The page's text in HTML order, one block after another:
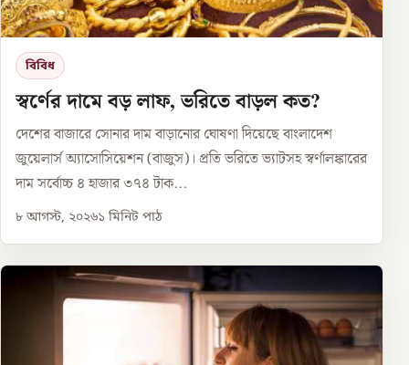
বিবিধ
স্বর্ণের দামে বড় লাফ, ভরিতে বাড়ল কত?
দেশের বাজারে সোনার দাম বাড়ানোর ঘোষণা দিয়েছে বাংলাদেশ
জুয়েলার্স অ্যাসোসিয়েশন (বাজুস)। প্রতি ভরিতে ভ্যাটসহ স্বর্ণালঙ্কারের
দাম সর্বোচ্চ ৪ হাজার ৩৭৪ টাক...
৮ আগস্ট, ২০২৬১ মিনিট পাঠ